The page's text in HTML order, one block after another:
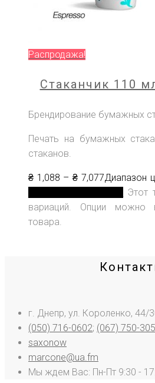
Распродажа!
Стаканчик 110
Брендирование бумажных
Печать на бумажных
стаканов.
₴ 1,088 – ₴ 7,077Диапазон
Этот
вариаций. Опции можно
товара.
г. Днепр, ул. Короленко, 44/
(050) 716-0602; (067) 750-
saxonow
marcone@ua.fm
Мы ждем Вас: Пн-Пт 9:30 -